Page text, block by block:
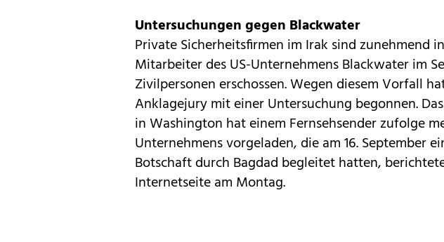
Untersuchungen gegen Blackwater
Private Sicherheitsfirmen im Irak sind zunehmend
Mitarbeiter des US-Unternehmens Blackwater im
Zivilpersonen erschossen. Wegen diesem Vorfall
Anklagejury mit einer Untersuchung begonnen.
in Washington hat einem Fernsehsender zufolge
Unternehmens vorgeladen, die am 16. September
Botschaft durch Bagdad begleitet hatten,
Internetseite am Montag.